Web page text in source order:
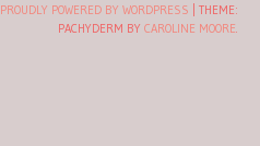
PROUDLY POWERED BY WORDPRESS
THEME:
PACHYDERM BY CAROLINE MOORE.